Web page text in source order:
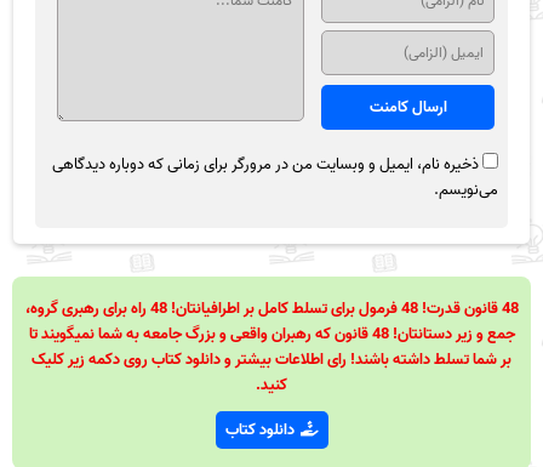
ذخیره نام، ایمیل و وبسایت من در مرورگر برای زمانی که دوباره دیدگاهی
می‌نویسم.
48 قانون قدرت! 48 فرمول برای تسلط کامل بر اطرافیانتان! 48 راه برای رهبری گروه،
جمع و زیر دستانتان! 48 قانون که رهبران واقعی و بزرگ جامعه به شما نمیگویند تا
بر شما تسلط داشته باشند! رای اطلاعات بیشتر و دانلود کتاب روی دکمه زیر کلیک
کنید.
دانلود کتاب